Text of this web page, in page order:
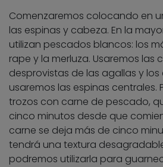
Comenzaremos colocando en
las espinas y cabeza. En la
utilizan pescados blancos: los
rape y la merluza. Usaremos las
desprovistas de las agallas y
usaremos las espinas centrales.
trozos con carne de pescado,
cinco minutos desde que
carne se deja más de cinco
tendrá una textura
podremos utilizarla para